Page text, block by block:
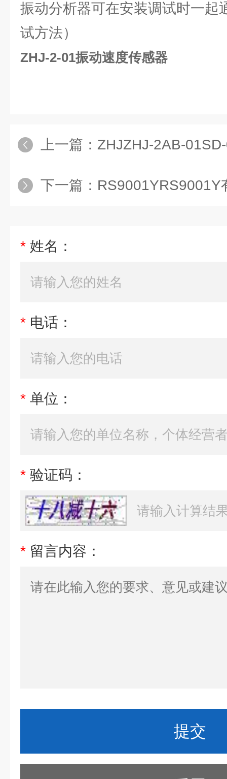
振动分析器可在安装调试时一起
试方法）
ZHJ-2-01振动速度传感器
上一篇： ZHJZHJ-2AB-01SD-02-
下一篇： RS9001YRS9001Y有
* 姓名：
* 电话：
* 单位：
* 验证码：
* 留言内容：